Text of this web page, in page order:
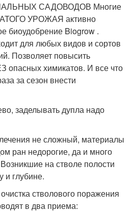
САДОВОДОВ Многие
УРОЖАЯ активно
биоудобрение Biogrow .
для любых видов и сортов
Позволяет повысить
опасных химикатов. И все что
за сезон внести
заделывать дупла надо
не сложный, материалы
ран недорогие, да и много
на стволе полости
и глубине.
стволового поражения
в два приема: